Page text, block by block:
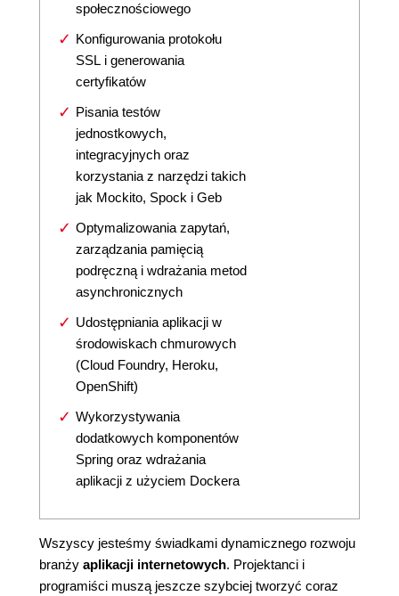
społecznościowego
Konfigurowania protokołu
SSL i generowania
certyfikatów
Pisania testów
jednostkowych,
integracyjnych oraz
korzystania z narzędzi takich
jak Mockito, Spock i Geb
Optymalizowania zapytań,
zarządzania pamięcią
podręczną i wdrażania metod
asynchronicznych
Udostępniania aplikacji w
środowiskach chmurowych
(Cloud Foundry, Heroku,
OpenShift)
Wykorzystywania
dodatkowych komponentów
Spring oraz wdrażania
aplikacji z użyciem Dockera
Wszyscy jesteśmy świadkami dynamicznego rozwoju
branży aplikacji internetowych. Projektanci i
programiści muszą jeszcze szybciej tworzyć coraz